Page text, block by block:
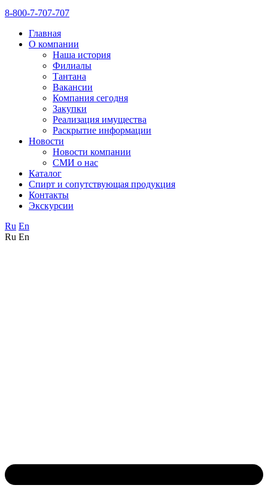
8-800-7-707-707
Главная
О компании
Наша история
Филиалы
Тантана
Вакансии
Компания сегодня
Закупки
Реализация имущества
Раскрытие информации
Новости
Новости компании
СМИ о нас
Каталог
Спирт и сопутствующая продукция
Контакты
Экскурсии
Ru En
Ru En